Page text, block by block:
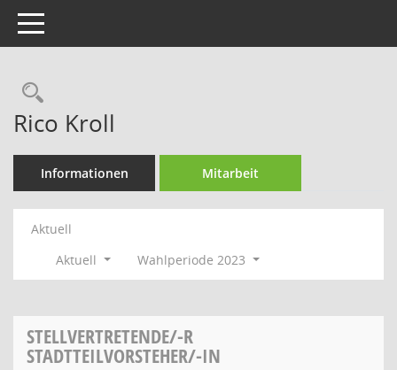
Toggle navigation
Rechercheauswahl
Rico Kroll
Informationen Mitarbeit
Aktuell
Aktuell
Wahlperiode 2023
STELLVERTRETENDE/-R
STADTTEILVORSTEHER/-IN